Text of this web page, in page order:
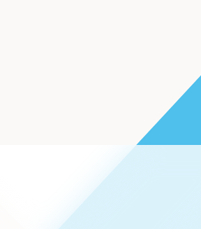
ンペーン・プロモーションサイト
新着情
デザイン・Webマーケティングに関する情報を発信